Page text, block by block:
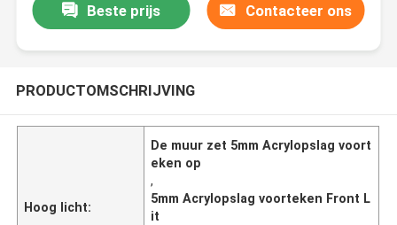
Beste prijs Contacteer ons
PRODUCTOMSCHRIJVING
Hoog licht:
De muur zet 5mm Acrylopslag voort
eken op
,
5mm Acrylopslag voorteken Front L
it